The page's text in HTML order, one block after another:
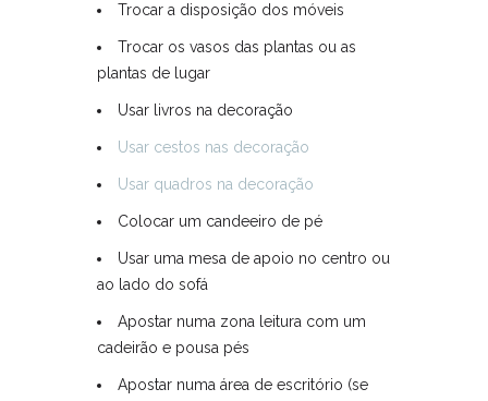
Trocar a disposição dos móveis
Trocar os vasos das plantas ou as
plantas de lugar
Usar livros na decoração
Usar cestos nas decoração
Usar quadros na decoração
Colocar um candeeiro de pé
Usar uma mesa de apoio no centro ou
ao lado do sofá
Apostar numa zona leitura com um
cadeirão e pousa pés
Apostar numa área de escritório (se